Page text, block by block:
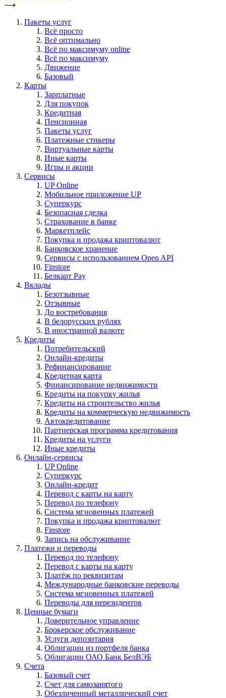
⟶
Пакеты услуг
Всё просто
Всё оптимально
Всё по максимуму online
Всё по максимуму
Движение
Базовый
Карты
Зарплатные
Для покупок
Кредитная
Пенсионная
Пакеты услуг
Платежные стикеры
Виртуальные карты
Иные карты
Игры и акции
Сервисы
UP Online
Мобильное приложение UP
Суперкурс
Безопасная сделка
Страхование в банке
Маркетплейс
Покупка и продажа криптовалют
Банковское хранение
Сервисы с использованием Open API
Finstore
Белкарт Pay
Вклады
Безотзывные
Отзывные
До востребования
В белорусских рублях
В иностранной валюте
Кредиты
Потребительский
Онлайн-кредиты
Рефинансирование
Кредитная карта
Финансирование недвижимости
Кредиты на покупку жилья
Кредиты на строительство жилья
Кредиты на коммерческую недвижимость
Автокредитование
Партнерская программа кредитования
Кредиты на услуги
Иные кредиты
Онлайн-сервисы
UP Online
Суперкурс
Онлайн-кредит
Перевод с карты на карту
Перевод по телефону
Система мгновенных платежей
Покупка и продажа криптовалют
Finstore
Запись на обслуживание
Платежи и переводы
Перевод по телефону
Перевод с карты на карту
Платёж по реквизитам
Международные банковские переводы
Система мгновенных платежей
Переводы для нерезидентов
Ценные бумаги
Доверительное управление
Брокерское обслуживание
Услуги депозитария
Облигации из портфеля банка
Облигации ОАО Банк БелВЭБ
Счета
Базовый счет
Счет для самозанятого
Обезличенный металлический счет